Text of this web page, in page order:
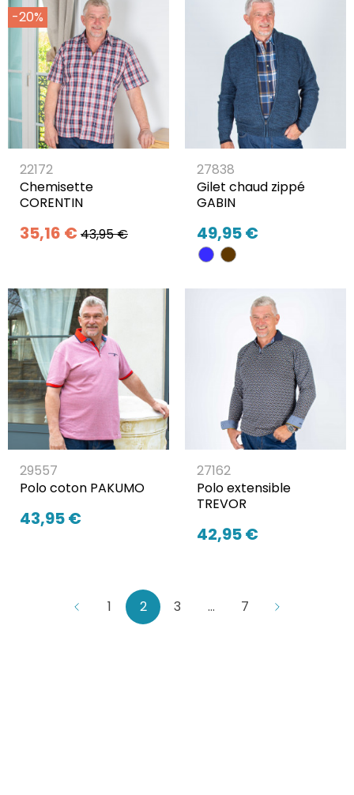
-20%
22172
Chemisette
CORENTIN
35,16 € 43,95 €
27838
Gilet chaud zippé
GABIN
49,95 €
29557
Polo coton PAKUMO
43,95 €
27162
Polo extensible
TREVOR
42,95 €
1 2 3 … 7